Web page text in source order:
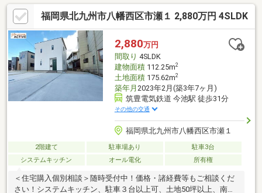
ーンに関するエキスパート！・物件購入+リフォーム費用もまと
めてお見積り♪・住み替え先を探しながら、ご自宅の売却が並行し
て行えます！・もちろん査定も無料です♪【ライフスタイルに合わ
せた物件探し】・土日祝/18時以降/1件～複数件のご内覧も大歓
迎・ご自宅等への送迎も可能です！・当社未掲載物件もご案内で
きます♪
福岡県北九州市八幡西区市瀬１ 2,880万円 4SLDK
2,880万円
間取り 4SLDK
建物面積112.25m2
土地面積175.62m2
築年月 2023年2月(築3年7ヶ月)
筑豊電気鉄道 今池駅 徒歩31分
その他の交通
福岡県北九州市八幡西区市瀬１
2階建て 駐車場あり
駐車3台
システムキッチン
オール電化 所有権
＜住宅購入個別相談＞随時受付中！価格・諸経費等もご相談くだ
さい！システムキッチン、駐車３台以上可、土地50坪以上、南向